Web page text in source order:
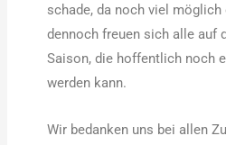
schade, da noch viel möglich
dennoch freuen sich alle auf
Saison, die hoffentlich noch
werden kann.
Wir bedanken uns bei allen